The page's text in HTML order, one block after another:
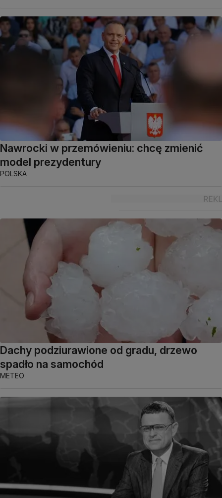
Nawrocki w przemówieniu: chcę zmienić
model prezydentury
POLSKA
Dachy podziurawione od gradu, drzewo
spadło na samochód
METEO